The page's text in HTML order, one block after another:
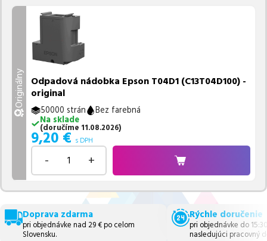
Originálny Odpadová nádobka Epson T04D1 (C13T04D100) -
original
50000 strán
Bez farebná
Na sklade
(doručíme 11.08.2026)
9,20 € s DPH
- +
Doprava zdarma
pri objednávke nad 29 € po celom
Slovensku.
Rýchle doručenie
pri objednávke do
nasledujúci pracovný